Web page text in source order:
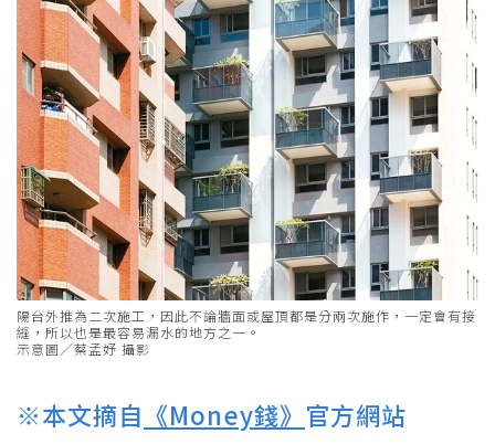
陽台外推為二次施工，因此不論牆面或屋頂都是分兩次施作，一定會有接
縫，所以也是最容易漏水的地方之一。
示意圖／蔡孟妤 攝影
※本文摘自 《Money錢》 官方網站